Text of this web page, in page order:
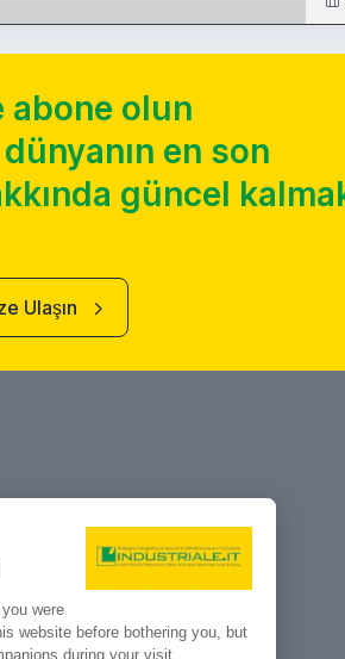
abone olun
en son
güncel
Ulaşın
artırmaları
portalınız.